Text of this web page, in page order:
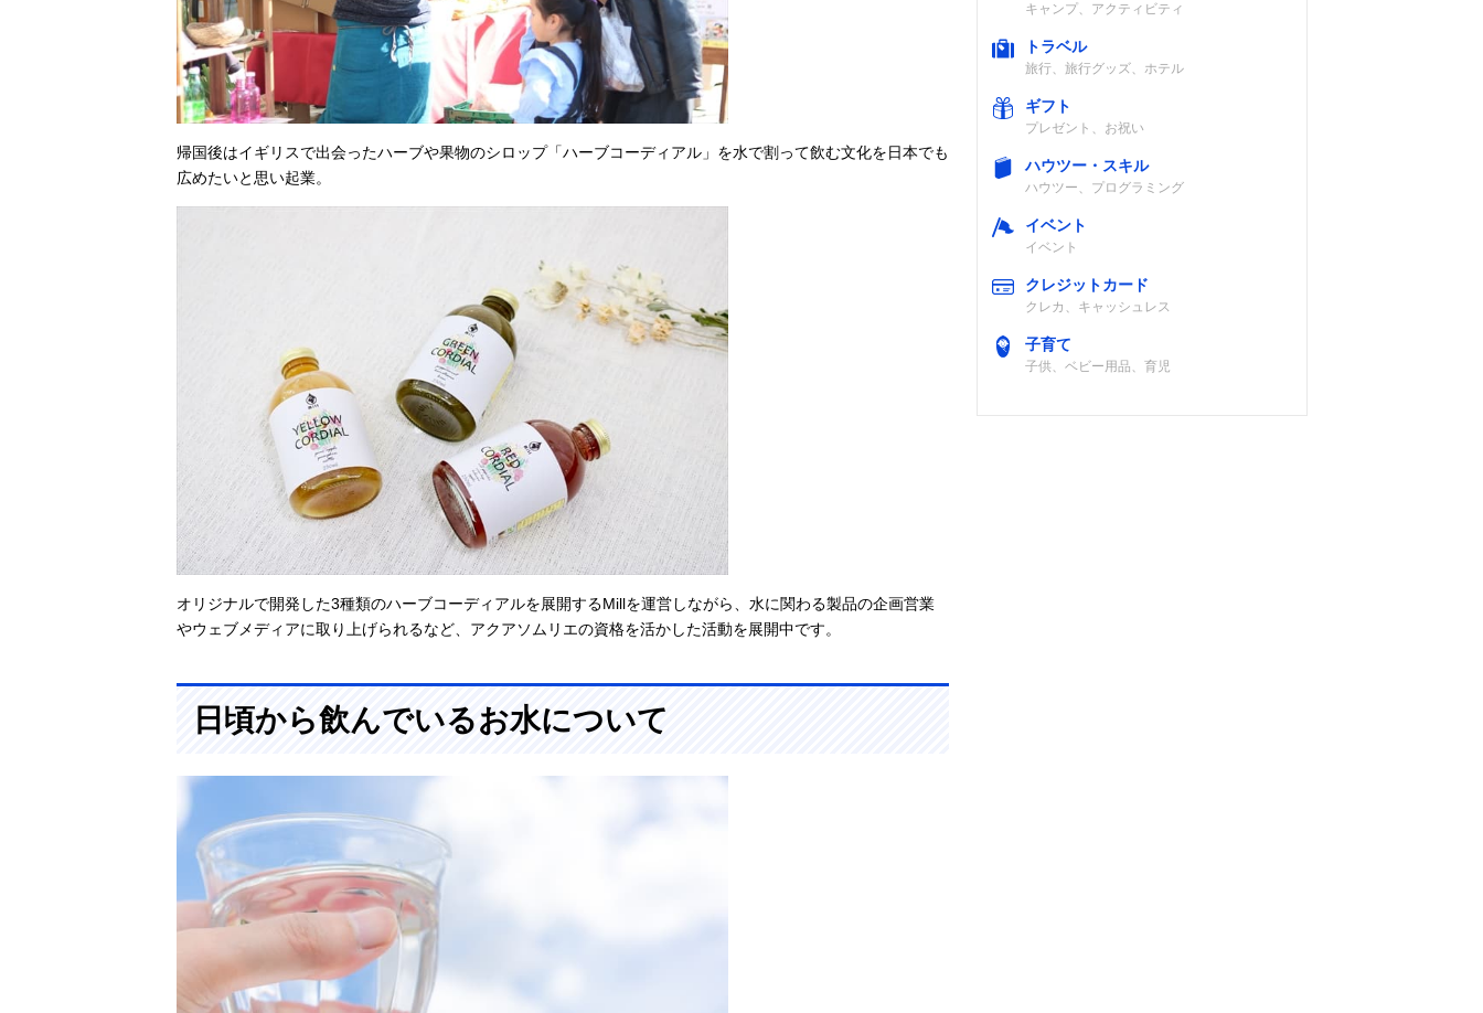
帰国後はイギリスで出会ったハーブや果物のシロップ「ハーブコーディアル」を水で割って飲む文化を日本でも
広めたいと思い起業。
オリジナルで開発した3種類のハーブコーディアルを展開するMillを運営しながら、水に関わる製品の企画営業
やウェブメディアに取り上げられるなど、アクアソムリエの資格を活かした活動を展開中です。
日頃から飲んでいるお水について
キャンプ、アクティビティ
トラベル
旅行、旅行グッズ、ホテル
ギフト
プレゼント、お祝い
ハウツー・スキル
ハウツー、プログラミング
イベント
イベント
クレジットカード
クレカ、キャッシュレス
子育て
子供、ベビー用品、育児